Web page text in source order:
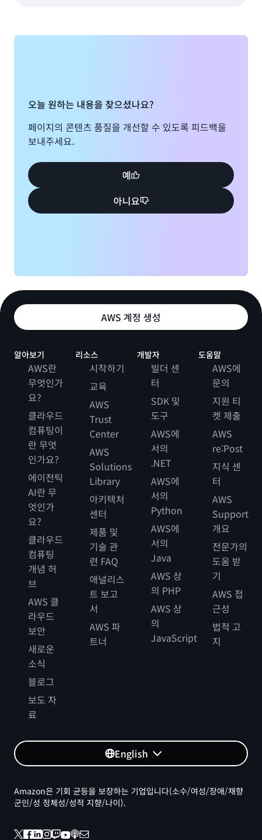
오늘 원하는 내용을 찾으셨나요?
페이지의 콘텐츠 품질을 개선할 수 있도록 피드백을
보내주세요.
예
아니요
AWS 계정 생성
알아보기
AWS란
무엇인가
요?
클라우드
컴퓨팅이
란 무엇
인가요?
에이전틱
AI란 무
엇인가
요?
클라우드
컴퓨팅
개념 허
브
AWS 클
라우드
보안
새로운
소식
블로그
보도 자
료
리소스
시작하기
교육
AWS
Trust
Center
AWS
Solutions
Library
아키텍처
센터
제품 및
기술 관
련 FAQ
애널리스
트 보고
서
AWS 파
트너
개발자
빌더 센
터
SDK 및
도구
AWS에
서의
.NET
AWS에
서의
Python
AWS에
서의
Java
AWS 상
의 PHP
AWS 상
의
JavaScript
도움말
AWS에
문의
지원 티
켓 제출
AWS
re:Post
지식 센
터
AWS
Support
개요
전문가의
도움 받
기
AWS 접
근성
법적 고
지
English
Amazon은 기회 균등을 보장하는 기업입니다(소수/여성/장애/재향
군인/성 정체성/성적 지향/나이).